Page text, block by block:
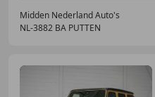
Midden Nederland Auto's
NL-3882 BA PUTTEN